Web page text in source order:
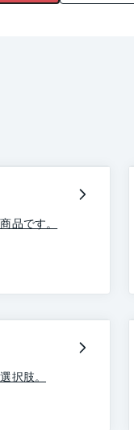
品です。
択肢。